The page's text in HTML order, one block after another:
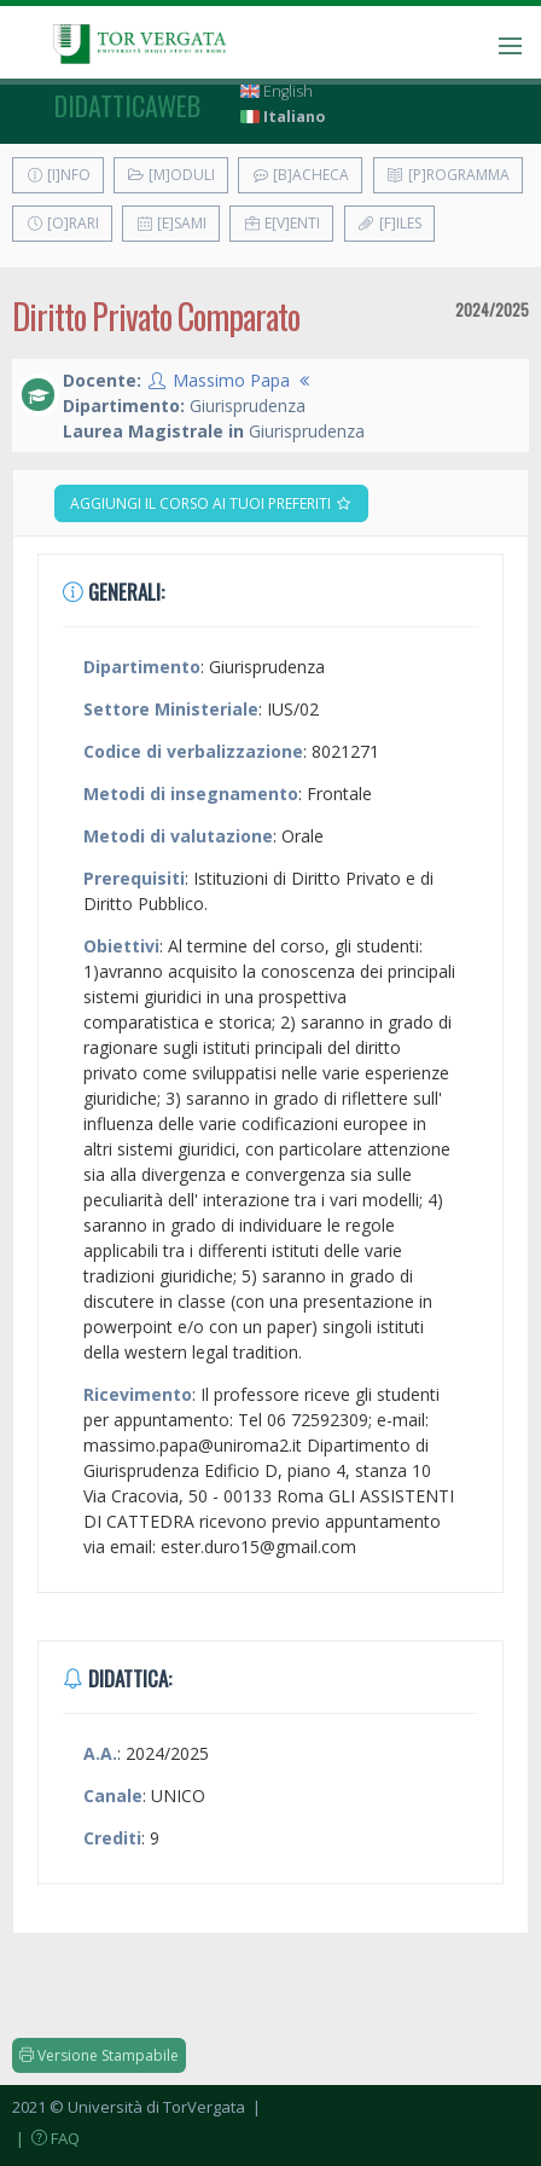
DIDATTICAWEB
English
Italiano
[I]NFO [M]ODULI [B]ACHECA [P]ROGRAMMA
[O]RARI [E]SAMI E[V]ENTI [F]ILES
Diritto Privato Comparato 2024/2025
Docente:
Massimo Papa
Dipartimento: Giurisprudenza
Laurea Magistrale in Giurisprudenza
AGGIUNGI IL CORSO AI TUOI PREFERITI
GENERALI:
Dipartimento: Giurisprudenza
Settore Ministeriale: IUS/02
Codice di verbalizzazione: 8021271
Metodi di insegnamento: Frontale
Metodi di valutazione: Orale
Prerequisiti: Istituzioni di Diritto Privato e di
Diritto Pubblico.
Obiettivi: Al termine del corso, gli studenti:
1)avranno acquisito la conoscenza dei principali
sistemi giuridici in una prospettiva
comparatistica e storica; 2) saranno in grado di
ragionare sugli istituti principali del diritto
privato come sviluppatisi nelle varie esperienze
giuridiche; 3) saranno in grado di riflettere sull'
influenza delle varie codificazioni europee in
altri sistemi giuridici, con particolare attenzione
sia alla divergenza e convergenza sia sulle
peculiarità dell' interazione tra i vari modelli; 4)
saranno in grado di individuare le regole
applicabili tra i differenti istituti delle varie
tradizioni giuridiche; 5) saranno in grado di
discutere in classe (con una presentazione in
powerpoint e/o con un paper) singoli istituti
della western legal tradition.
Ricevimento: Il professore riceve gli studenti
per appuntamento: Tel 06 72592309; e-mail:
massimo.papa@uniroma2.it Dipartimento di
Giurisprudenza Edificio D, piano 4, stanza 10
Via Cracovia, 50 - 00133 Roma GLI ASSISTENTI
DI CATTEDRA ricevono previo appuntamento
via email: ester.duro15@gmail.com
DIDATTICA:
A.A.: 2024/2025
Canale: UNICO
Crediti: 9
Versione Stampabile
2021 © Università di TorVergata
|
FAQ
|